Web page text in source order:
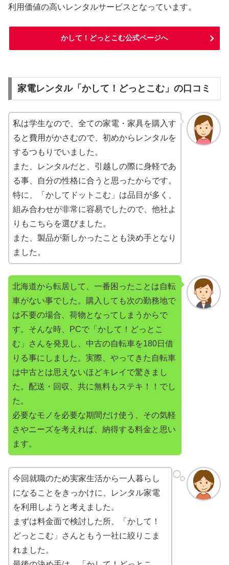
利用価値の高いレンタルサービスとなっています。
かして！どっとこむ公式ページへ
家電レンタル「かして！どっとこむ」の口コミ
私は学生なので、全ての家電・家具を購入す
ると費用がかさむので、初めからレンタルを
するつもりでいました。
また、レンタルだと、引越しの際に身軽であ
る事、自分の性格に合うと思ったからです。
特に、「かしてドットこむ」は品目が多く、
組み合わせが非常に容易でしたので、他社よ
りもこちらを選びました。
また、製品が新しかったことも決め手となり
ました。
北海道から転居して、一番困ったことは自転
車がない事でした。購入しても次の勤務地で
は不要の場合、荷物となってしまうからで
す。そんな時、PCで「かして！どっとこ
む」さんを発見し、中古の自転車を180日借
りる事にしました。実際、やってきた自転車
は中古とは思えないほどキレイで驚きまし
た。配送・回収、共に無料もステキ！！でし
た。
必要なモノを必要な期間だけ使う、その気軽
さやニーズを考えれば、納得する料金と思い
ます。
今回就職のため実家生活から一人暮らし
になることをきっかけに、レンタル家電
を利用しようと考えました。
まずは料金面で検討した所、「かして！
どっとこむ」さんともう一社に絞りこま
れました。